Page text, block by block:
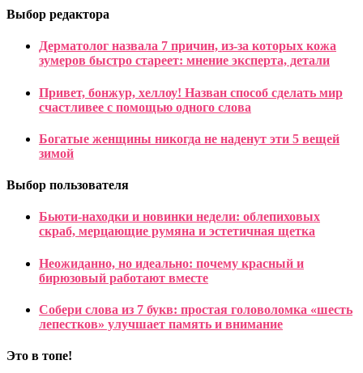
Выбор редактора
Дерматолог назвала 7 причин, из-за которых кожа
зумеров быстро стареет: мнение эксперта, детали
Привет, бонжур, хеллоу! Назван способ сделать мир
счастливее с помощью одного слова
Богатые женщины никогда не наденут эти 5 вещей
зимой
Выбор пользователя
Бьюти-находки и новинки недели: облепиховых
скраб, мерцающие румяна и эстетичная щетка
Неожиданно, но идеально: почему красный и
бирюзовый работают вместе
Собери слова из 7 букв: простая головоломка «шесть
лепестков» улучшает память и внимание
Это в топе!